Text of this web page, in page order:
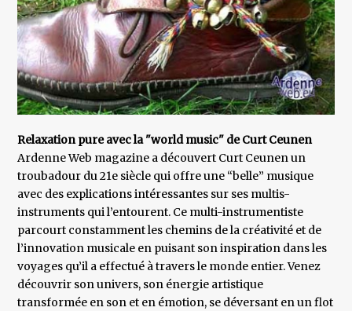
Relaxation pure avec la "world music" de Curt Ceunen
Ardenne Web magazine a découvert Curt Ceunen un
troubadour du 21e siècle qui offre une “belle” musique
avec des explications intéressantes sur ses multis-
instruments qui l’entourent. Ce multi-instrumentiste
parcourt constamment les chemins de la créativité et de
l’innovation musicale en puisant son inspiration dans les
voyages qu’il a effectué à travers le monde entier. Venez
découvrir son univers, son énergie artistique
transformée en son et en émotion, se déversant en un flot